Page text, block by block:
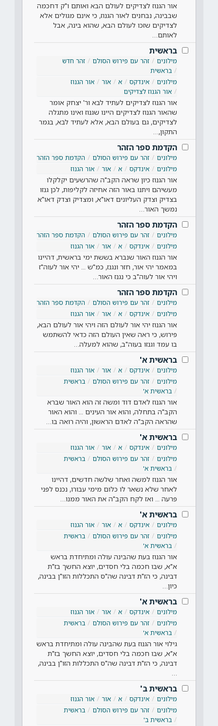
אור הגנוז לצדיקים לעולם הבא ואותם ו"ק דחכמה
שבבינה, נבחנים לאור הגנוז, כי אינם מגולים אלא
לצדיקים שזכו לעולם הבא, שהוא בינה, אבל
לאותם…
בראשית
מילונים זהר עם פירוש הסולם
זהר חדש
בראשית
מילונים
אינדקס א אור
אור הגנוז
אור הגנוז לצדיקים
אור הגנוז לצדיקים לעתיד לבא ור' יצחק אומר
שהאור הגנוז לצדיקים היינו שגנוז ואינו מתגלה
לצדיקים, גם בעולם הבא, אלא לעתיד לבא, בגמר
התקון,…
הקדמת ספר הזהר
מילונים זהר עם פירוש הסולם
הקדמת ספר הזהר
מילונים
אינדקס א אור אור הגנוז
אור הגנוז כיון שראה הקב"ה שהרשעים יקלקלו
מעשיהם ויתנו באור הזה אחיזה לקליפות, לכן גנזו
בצדיק וצדק העליונים דאו"א, ומצדיק וצדק דאו"א
נמשך האור…
הקדמת ספר הזהר
מילונים זהר עם פירוש הסולם
הקדמת ספר הזהר
מילונים
אינדקס א אור אור הגנוז
אור הגנוז האור שנברא בששת ימי בראשית, דהיינו
במאמר יהי אור, חזר ונגנז, כמ"ש ... יהי אור לעוה"ז
ויהי אור לעוה"ב כי נגנז האור…
הקדמת ספר הזהר
מילונים זהר עם פירוש הסולם
הקדמת ספר הזהר
מילונים
אינדקס א אור אור הגנוז
אור הגנוז יהי אור לעולם הזה ויהי אור לעולם הבא,
פירוש, כי ראה שאין העולם הזה כדאי להשתמש
בו עמד וגנזו בעוה"ב, שהוא למעלה…
בראשית א'
מילונים אינדקס א אור
אור הגנוז
מילונים
זהר עם פירוש הסולם
בראשית
בראשית א'
אור הגנוז לאדם דוד ומשה זה הוא האור שברא
הקב"ה בתחלה, והוא אור העינים ... והוא האור
שהראה הקב"ה לאדם הראשון, והיה רואה בו…
בראשית א'
מילונים אינדקס א אור
אור הגנוז
מילונים
זהר עם פירוש הסולם
בראשית
בראשית א'
אור הגנוז למשה ואחר שלשה חדשים, דהיינו
לאחר שלא נשאר לו כלום מימי עבורו, נכנס לפני
פרעה ... ואז לקח הקב"ה את האור ממנו…
בראשית א'
מילונים אינדקס א אור
אור הגנוז
מילונים
זהר עם פירוש הסולם
בראשית
בראשית א'
אור הגנוז בעת שהבינה עולה ומתיחדת בראש
א"א, שבו חכמה בלי חסדים, יוצא החשך בז"ת
דבינה, כי הז"ת דבינה שה"ס התכללות הזו"ן בבינה,
כיון…
בראשית א'
מילונים אינדקס א אור
אור הגנוז
מילונים
זהר עם פירוש הסולם
בראשית
בראשית א'
גילוי אור הגנוז בעת שהבינה עולה ומתיחדת בראש
א"א, שבו חכמה בלי חסדים, יוצא החשך בז"ת
דבינה, כי הז"ת דבינה שה"ס התכללות הזו"ן בבינה,
בראשית ב'
מילונים אינדקס א אור
אור הגנוז
מילונים
זהר עם פירוש הסולם
בראשית
בראשית ב'